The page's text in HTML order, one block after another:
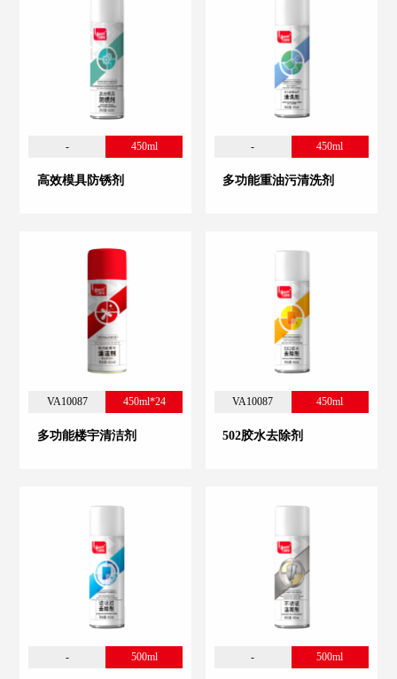
- 450ml
高效模具防锈剂
- 450ml
多功能重油污清洗剂
VA10087 450ml*24
多功能楼宇清洁剂
VA10087 450ml
502胶水去除剂
- 500ml - 500ml